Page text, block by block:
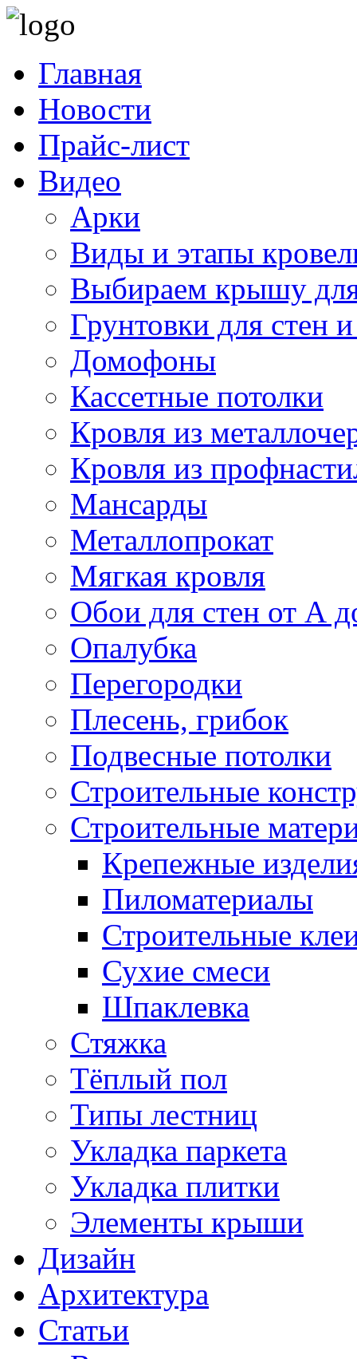
Главная
Новости
Прайс-лист
Видео
Арки
Виды и этапы
Выбираем крышу
Грунтовки для стен
Домофоны
Кассетные потолки
Кровля из
Кровля из
Мансарды
Металлопрокат
Мягкая кровля
Обои для стен от А
Опалубка
Перегородки
Плесень, грибок
Подвесные потолки
Строительные
Строительные
Крепежные
Пиломатериалы
Строительные
Сухие смеси
Шпаклевка
Стяжка
Тёплый пол
Типы лестниц
Укладка паркета
Укладка плитки
Элементы крыши
Дизайн
Архитектура
Статьи